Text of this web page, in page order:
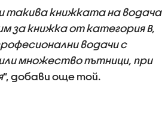
такива книжката на водача
за книжка от категория B,
водачи с
множество пътници, при
”, добави още той.